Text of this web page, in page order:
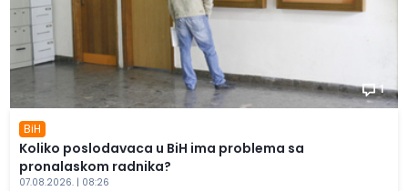
1
BiH
Koliko poslodavaca u BiH ima problema sa
pronalaskom radnika?
07.08.2026. | 08:26